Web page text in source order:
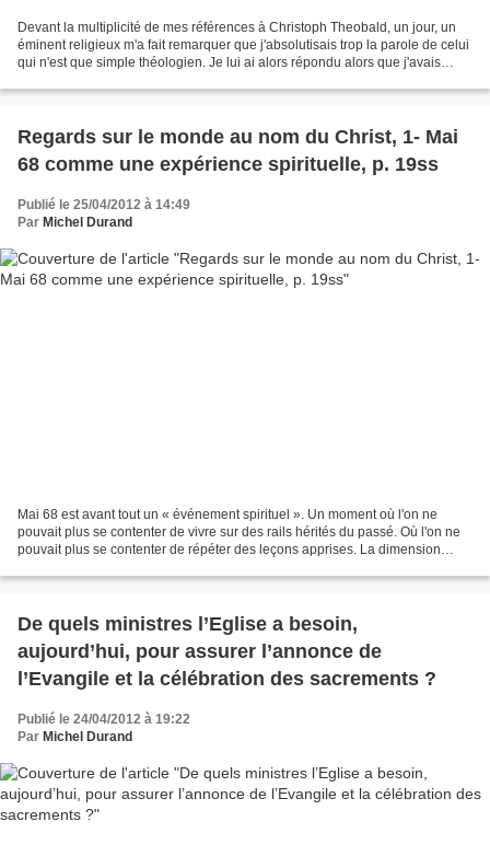
Devant la multiplicité de mes références à Christoph Theobald, un jour, un
éminent religieux m'a fait remarquer que j'absolutisais trop la parole de celui
qui n'est que simple théologien. Je lui ai alors répondu alors que j'avais
Regards sur le monde au nom du Christ, 1- Mai
68 comme une expérience spirituelle, p. 19ss
Publié le 25/04/2012 à 14:49
Par Michel Durand
Mai 68 est avant tout un « événement spirituel ». Un moment où l'on ne
pouvait plus se contenter de vivre sur des rails hérités du passé. Où l'on ne
pouvait plus se contenter de répéter des leçons apprises. La dimension
De quels ministres l’Eglise a besoin,
aujourd’hui, pour assurer l’annonce de
l’Evangile et la célébration des sacrements ?
Publié le 24/04/2012 à 19:22
Par Michel Durand